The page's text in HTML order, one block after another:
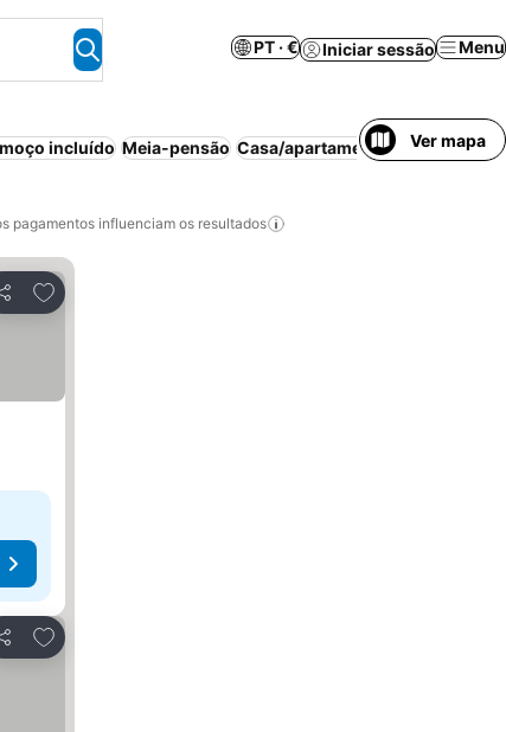
PT · € Iniciar sessão Menu
incluído Meia-pensão Casa/apartamento inteiroVer mapa
pagamentos influenciam os resultados
Partilhar
Adicionar aos favoritos
Partilhar
Adicionar aos favoritos